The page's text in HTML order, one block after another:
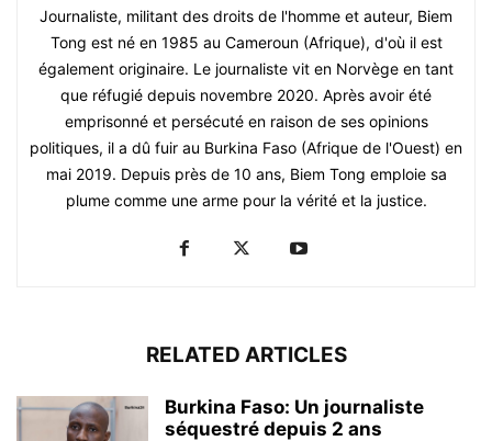
Journaliste, militant des droits de l'homme et auteur, Biem
Tong est né en 1985 au Cameroun (Afrique), d'où il est
également originaire. Le journaliste vit en Norvège en tant
que réfugié depuis novembre 2020. Après avoir été
emprisonné et persécuté en raison de ses opinions
politiques, il a dû fuir au Burkina Faso (Afrique de l'Ouest) en
mai 2019. Depuis près de 10 ans, Biem Tong emploie sa
plume comme une arme pour la vérité et la justice.
RELATED ARTICLES
Burkina Faso: Un journaliste
séquestré depuis 2 ans